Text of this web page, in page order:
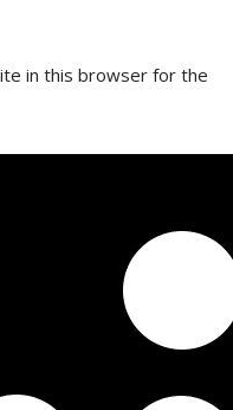
in this browser for the